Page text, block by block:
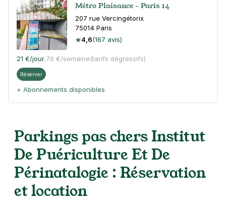
Métro Plaisance - Paris 14
207 rue Vercingétorix
75014 Paris
4,6(167 avis)
21 €/jour,70 €/semaine(tarifs dégressifs)
Réserver
+ Abonnements disponibles
Plaisance - Paris 14
207 rue Vercingétorix
75014Paris
4,5(146 avis)
21 €
/jour 70 €/semaine
Parkings pas chers Institut
De Puériculture Et De
Périnatalogie : Réservation
et location